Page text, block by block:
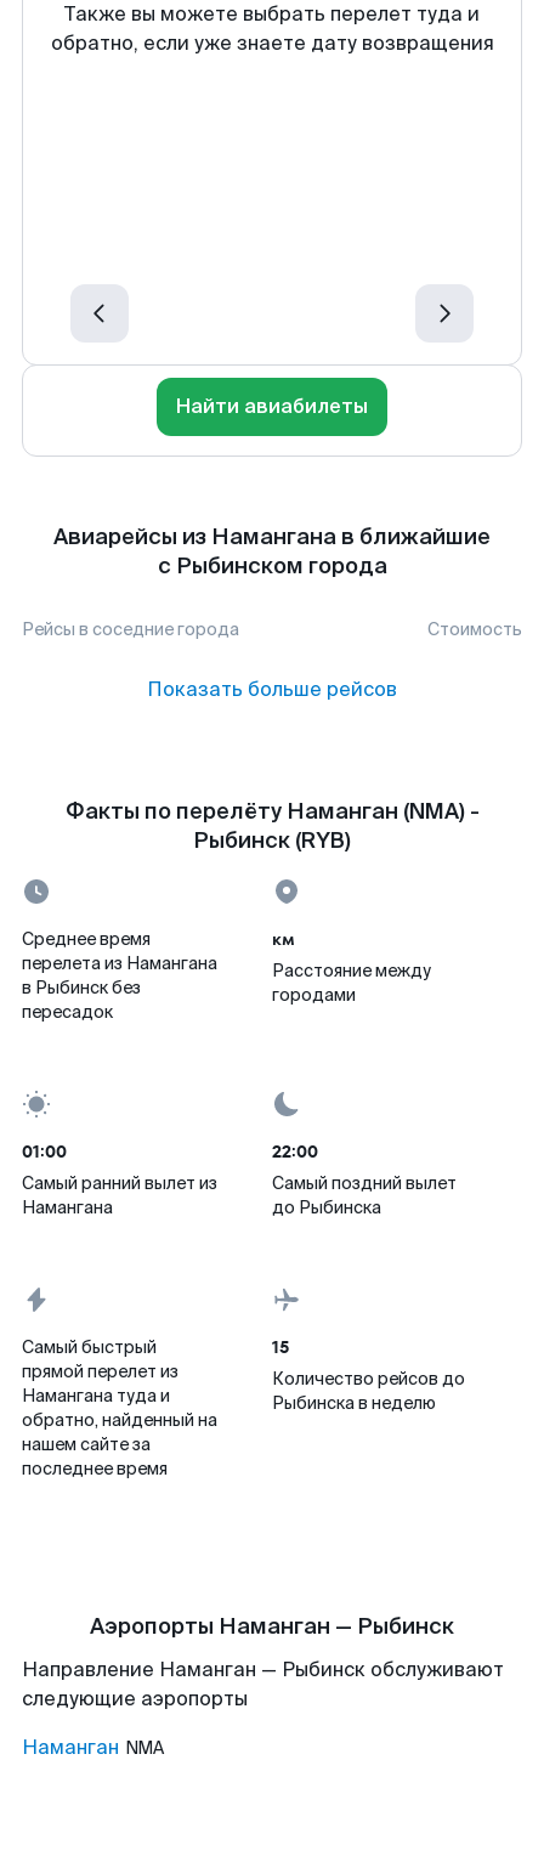
Также вы можете выбрать перелет туда и
обратно, если уже знаете дату возвращения
Найти авиабилеты
Авиарейсы из Намангана в ближайшие
с Рыбинском города
Рейсы в соседние города Стоимость
Показать больше рейсов
Факты по перелёту Наманган (NMA) -
Рыбинск (RYB)
Среднее время
перелета из Намангана
в Рыбинск без
пересадок
км
Расстояние между
городами
01:00
Самый ранний вылет из
Намангана
22:00
Самый поздний вылет
до Рыбинска
Самый быстрый
прямой перелет из
Намангана туда и
обратно, найденный на
нашем сайте за
последнее время
15
Количество рейсов до
Рыбинска в неделю
Аэропорты Наманган — Рыбинск
Направление Наманган — Рыбинск обслуживают
следующие аэропорты
Наманган NMA